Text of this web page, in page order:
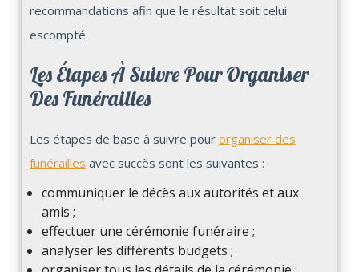
recommandations afin que le résultat soit celui
escompté.
Les Étapes À Suivre Pour Organiser
Des Funérailles
Les étapes de base à suivre pour organiser des
funérailles avec succès sont les suivantes :
communiquer le décès aux autorités et aux
amis ;
effectuer une cérémonie funéraire ;
analyser les différents budgets ;